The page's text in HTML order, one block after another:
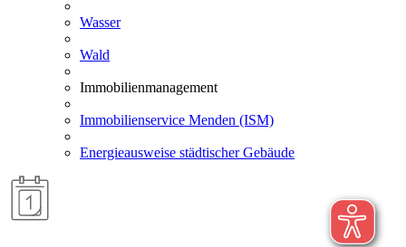
Wasser
Wald
Immobilienmanagement
Immobilienservice Menden (ISM)
Energieausweise städtischer Gebäude